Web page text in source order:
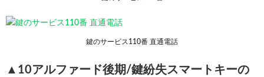
鍵のサービス110番 直通電話
▲10アルファード後期/鍵紛失スマートキーの